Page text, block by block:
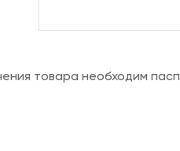
товара необходим